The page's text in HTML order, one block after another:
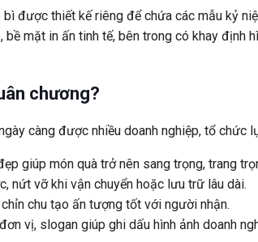
được thiết kế riêng để chứa các mẫu kỷ
mặt in ấn tinh tế, bên trong có khay định
chương?
càng được nhiều doanh nghiệp, tổ chức
giúp món quà trở nên sang trọng, trang
nứt vỡ khi vận chuyển hoặc lưu trữ lâu dài.
chu tạo ấn tượng tốt với người nhận.
vị, slogan giúp ghi dấu hình ảnh doanh